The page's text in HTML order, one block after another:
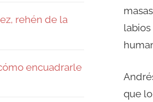
que
rehén de la
encuadrarle